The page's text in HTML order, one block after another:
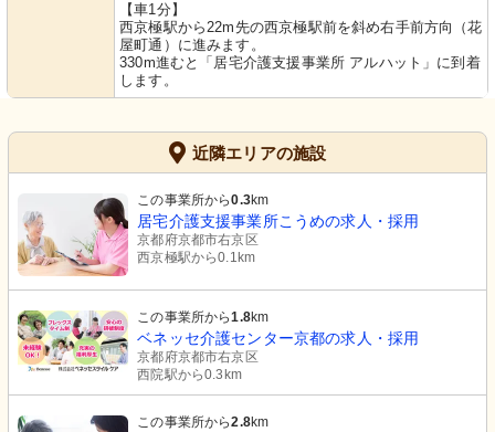
【車1分】
西京極駅から22m先の西京極駅前を斜め右手前方向（花
屋町通）に進みます。
330m進むと「居宅介護支援事業所 アルハット」に到着
します。
近隣エリアの施設
この事業所から0.3km
居宅介護支援事業所こうめの求人・採用
京都府京都市右京区
西京極駅から0.1km
この事業所から1.8km
ベネッセ介護センター京都の求人・採用
京都府京都市右京区
西院駅から0.3km
この事業所から2.8km